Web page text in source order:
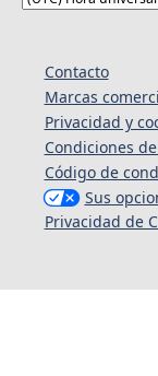
Contacto
Marcas
Privacidad y
Condiciones
Código de
Sus
Privacidad de